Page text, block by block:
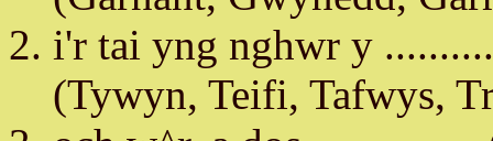
i'r tai yng nghwr y
(Tywyn, Teifi, Tafwys,